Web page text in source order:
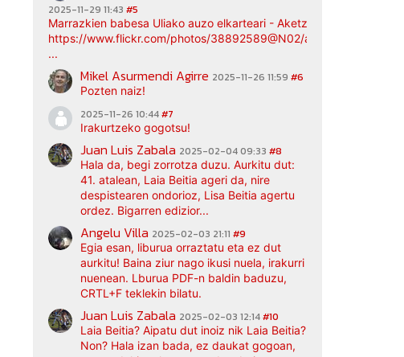
2025-11-29 11:43 #5
Marrazkien babesa Uliako auzo elkarteari - Aketz etxea (argazki
https://www.flickr.com/photos/38892589@N02/albums/
...
Mikel Asurmendi Agirre 2025-11-26 11:59 #6
Pozten naiz!
2025-11-26 10:44#7
Irakurtzeko gogotsu!
Juan Luis Zabala 2025-02-04 09:33 #8
Hala da, begi zorrotza duzu. Aurkitu dut:
41. atalean, Laia Beitia ageri da, nire
despistearen ondorioz, Lisa Beitia agertu
ordez. Bigarren edizior...
Angelu Villa 2025-02-03 21:11 #9
Egia esan, liburua orraztatu eta ez dut
aurkitu! Baina ziur nago ikusi nuela, irakurri
nuenean. Lburua PDF-n baldin baduzu,
CRTL+F teklekin bilatu.
Juan Luis Zabala 2025-02-03 12:14#10
Laia Beitia? Aipatu dut inoiz nik Laia Beitia?
Non? Hala izan bada, ez daukat gogoan,